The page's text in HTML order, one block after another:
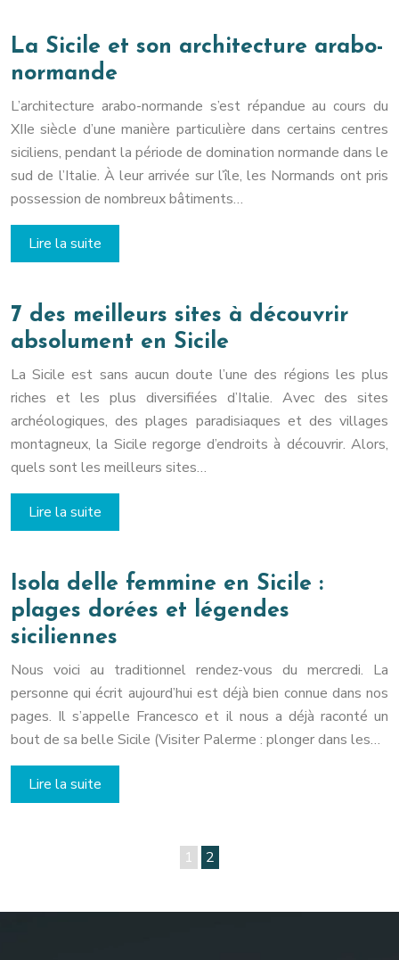
La Sicile et son architecture arabo-
normande
L’architecture arabo-normande s’est répandue au cours du
XIIe siècle d’une manière particulière dans certains centres
siciliens, pendant la période de domination normande dans le
sud de l’Italie. À leur arrivée sur l’île, les Normands ont pris
possession de nombreux bâtiments…
Lire la suite
7 des meilleurs sites à découvrir
absolument en Sicile
La Sicile est sans aucun doute l’une des régions les plus
riches et les plus diversifiées d’Italie. Avec des sites
archéologiques, des plages paradisiaques et des villages
montagneux, la Sicile regorge d’endroits à découvrir. Alors,
quels sont les meilleurs sites…
Lire la suite
Isola delle femmine en Sicile :
plages dorées et légendes
siciliennes
Nous voici au traditionnel rendez-vous du mercredi. La
personne qui écrit aujourd’hui est déjà bien connue dans nos
pages. Il s’appelle Francesco et il nous a déjà raconté un
bout de sa belle Sicile (Visiter Palerme : plonger dans les…
Lire la suite
1 2